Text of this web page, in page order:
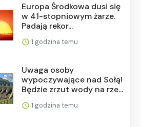
Europa Środkowa dusi się
w 41-stopniowym żarze.
Padają rekor...
1 godzina temu
Uwaga osoby
wypoczywające nad Sołą!
Będzie zrzut wody na rze...
1 godzina temu